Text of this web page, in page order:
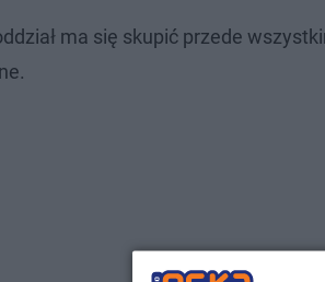
ma się skupić przede